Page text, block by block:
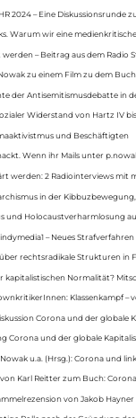
2024 – Eine
Warum wir eine
– Beitrag aus dem
zu einem Film zu dem
der Antisemitismusdebatte in
Widerstand von Hartz IV
und Beschäftigten
Wenn ihr Mails unter
werden: 2 Radiointerviews mit
in der
und Holocaustverharmlosung
– Neues
rechtsradikale Strukturen in
kapitalistischen Normalität?
Klassenkampf –
Corona und der globale
Corona und der globale
u.a. (Hrsg.): Corona und
Karl Reitter zum Buch:
von Jakob